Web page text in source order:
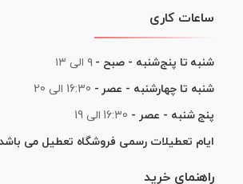
ساعات کاری
شنبه تا پنج‌شنبه - صبح - ۹ الی ۱۳
شنبه تا چهارشنبه - عصر - 16:30 الی 20
پنج شنبه - عصر - 16:30 الی 19
ایام تعطیلات رسمی فروشگاه تعطیل می باشد
راهنمای خرید